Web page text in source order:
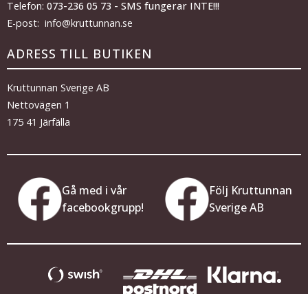
Telefon: 073-236 05 73 - SMS fungerar INTE!!!
E-post: info@kruttunnan.se
ADRESS TILL BUTIKEN
Kruttunnan Sverige AB
Nettovägen 1
175 41 Järfälla
Gå med i vår
facebookgrupp!
Följ Kruttunnan
Sverige AB